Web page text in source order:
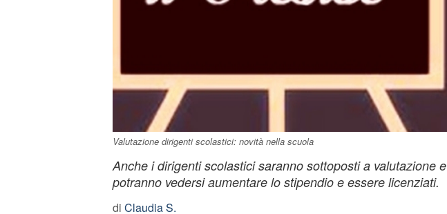
Valutazione dirigenti scolastici: novità nella scuola
Anche i dirigenti scolastici saranno sottoposti a valutazione e
potranno vedersi aumentare lo stipendio e essere licenziati.
di Claudia S.